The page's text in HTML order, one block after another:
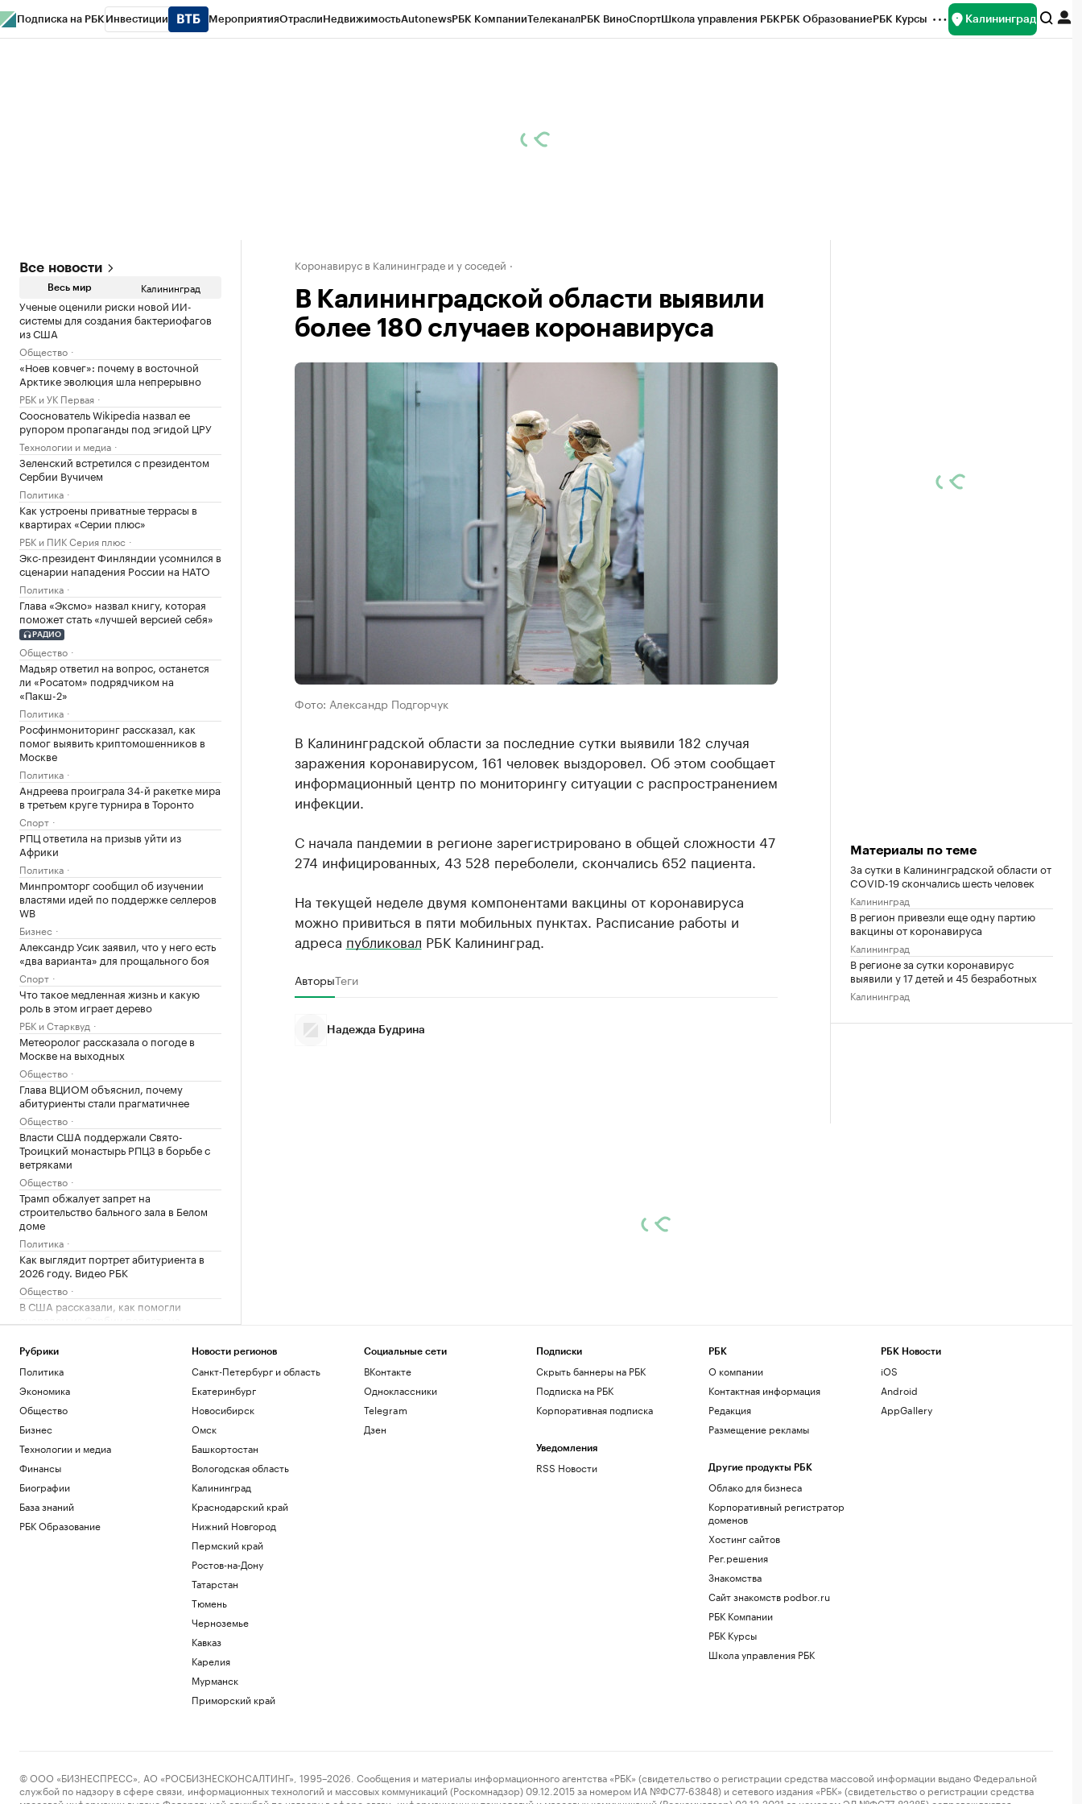
Подписка на РБК Инвестиции МероприятияОтраслиНедвижимостьAutonewsРБК КомпанииТелеканалРБК ВиноСпортШкола управления РБКРБК ОбразованиеРБК Курсы Калининград
Все новости
Весь мир Калининград
Ученые оценили риски новой ИИ-
системы для создания бактериофагов
из США
Общество
«Ноев ковчег»: почему в восточной
Арктике эволюция шла непрерывно
РБК и УК Первая
Сооснователь Wikipedia назвал ее
рупором пропаганды под эгидой ЦРУ
Технологии и медиа
Зеленский встретился с президентом
Сербии Вучичем
Политика
Как устроены приватные террасы в
квартирах «Серии плюс»
РБК и ПИК Серия плюс
Экс-президент Финляндии усомнился в
сценарии нападения России на НАТО
Политика
Глава «Эксмо» назвал книгу, которая
поможет стать «лучшей версией себя»
РАДИО
Общество
Мадьяр ответил на вопрос, останется
ли «Росатом» подрядчиком на
«Пакш-2»
Политика
Росфинмониторинг рассказал, как
помог выявить криптомошенников в
Москве
Политика
Андреева проиграла 34-й ракетке мира
в третьем круге турнира в Торонто
Спорт
РПЦ ответила на призыв уйти из
Африки
Политика
Минпромторг сообщил об изучении
властями идей по поддержке селлеров
WB
Бизнес
Александр Усик заявил, что у него есть
«два варианта» для прощального боя
Спорт
Что такое медленная жизнь и какую
роль в этом играет дерево
РБК и Старквуд
Метеоролог рассказала о погоде в
Москве на выходных
Общество
Глава ВЦИОМ объяснил, почему
абитуриенты стали прагматичнее
Общество
Власти США поддержали Свято-
Троицкий монастырь РПЦЗ в борьбе с
ветряками
Общество
Трамп обжалует запрет на
строительство бального зала в Белом
доме
Политика
Как выглядит портрет абитуриента в
2026 году. Видео РБК
Общество
В США рассказали, как помогли
снарядам из Сербии попасть на
Политика
Коронавирус в Калининграде и у соседей
В Калининградской области выявили
более 180 случаев коронавируса
Фото: Александр Подгорчук
В Калининградской области за последние сутки выявили 182 случая
заражения коронавирусом, 161 человек выздоровел. Об этом сообщает
информационный центр по мониторингу ситуации с распространением
инфекции.
С начала пандемии в регионе зарегистрировано в общей сложности 47
274 инфицированных, 43 528 переболели, скончались 652 пациента.
На текущей неделе двумя компонентами вакцины от коронавируса
можно привиться в пяти мобильных пунктах. Расписание работы и
адреса публиковал РБК Калининград.
АвторыТеги
Надежда Будрина
Материалы по теме
За сутки в Калининградской области от
COVID-19 скончались шесть человек
Калининград
В регион привезли еще одну партию
вакцины от коронавируса
Калининград
В регионе за сутки коронавирус
выявили у 17 детей и 45 безработных
Калининград
Рубрики
Политика
Экономика
Общество
Бизнес
Технологии и медиа
Финансы
Биографии
База знаний
РБК Образование
Новости регионов
Санкт-Петербург и область
Екатеринбург
Новосибирск
Омск
Башкортостан
Вологодская область
Калининград
Краснодарский край
Нижний Новгород
Пермский край
Ростов-на-Дону
Татарстан
Тюмень
Черноземье
Кавказ
Карелия
Мурманск
Приморский край
Социальные сети
ВКонтакте
Одноклассники
Telegram
Дзен
Подписки
Скрыть баннеры на РБК
Подписка на РБК
Корпоративная подписка
Уведомления
RSS Новости
РБК
О компании
Контактная информация
Редакция
Размещение рекламы
Другие продукты РБК
Облако для бизнеса
Корпоративный регистратор
доменов
Хостинг сайтов
Рег.решения
Знакомства
Сайт знакомств podbor.ru
РБК Компании
РБК Курсы
Школа управления РБК
РБК Новости
iOS
Android
AppGallery
© ООО «БИЗНЕСПРЕСС», АО «РОСБИЗНЕСКОНСАЛТИНГ», 1995–2026. Сообщения и материалы информационного агентства «РБК» (свидетельство о регистрации средства массовой информации выдано Федеральной
службой по надзору в сфере связи, информационных технологий и массовых коммуникаций (Роскомнадзор) 09.12.2015 за номером ИА №ФС77-63848) и сетевого издания «РБК» (свидетельство о регистрации средства